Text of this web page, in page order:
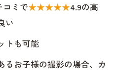
ミで★★★★★4.9の高
い
トも可能
お子様の撮影の場合、カ